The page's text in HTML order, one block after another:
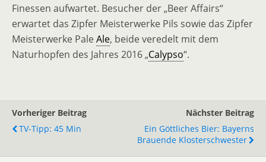
Finessen aufwartet. Besucher der „Beer Affairs“
erwartet das Zipfer Meisterwerke Pils sowie das Zipfer
Meisterwerke PaleAle, beide veredelt mit dem
Naturhopfen des Jahres 2016 „Calypso“.
Vorheriger Beitrag
TV-Tipp: 45 Min
Nächster Beitrag
Ein Göttliches Bier: Bayerns
Brauende Klosterschwester